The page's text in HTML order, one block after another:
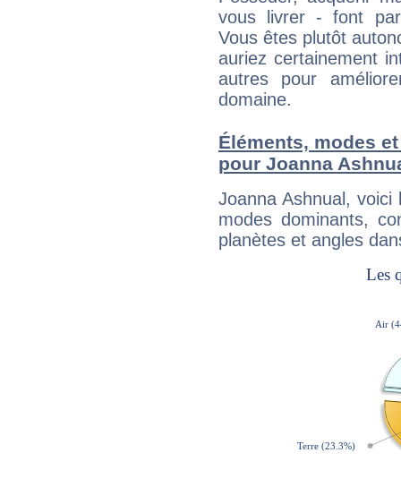
vous livrer - font
Vous êtes plutôt
auriez certainement
autres pour
domaine.
Éléments, modes
pour Joanna
Joanna Ashnual,
modes dominants,
planètes et angles